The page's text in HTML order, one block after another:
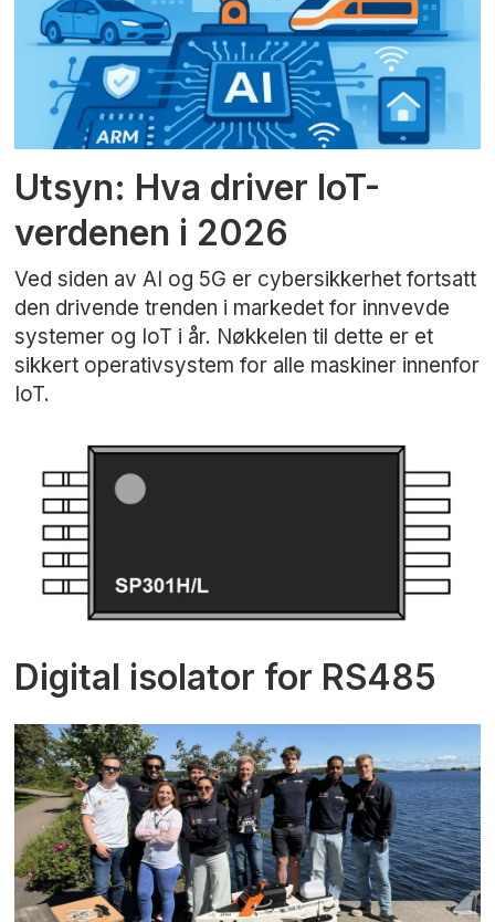
Utsyn: Hva driver IoT-
verdenen i 2026
Ved siden av AI og 5G er cybersikkerhet fortsatt
den drivende trenden i markedet for innvevde
systemer og IoT i år. Nøkkelen til dette er et
sikkert operativsystem for alle maskiner innenfor
IoT.
Digital isolator for RS485